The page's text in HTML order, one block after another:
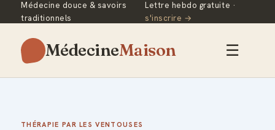
Médecine douce & savoirs
traditionnels
Lettre hebdo gratuite ·
s'inscrire →
MédecineMaison ☰
THÉRAPIE PAR LES VENTOUSES